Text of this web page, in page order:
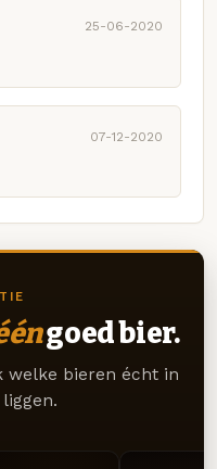
25-06-2020
07-12-2020
goed bier.
welke bieren écht in